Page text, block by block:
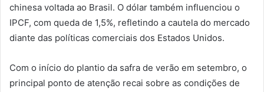
chinesa voltada ao Brasil. O dólar também influenciou o
IPCF, com queda de 1,5%, refletindo a cautela do mercado
diante das políticas comerciais dos Estados Unidos.
Com o início do plantio da safra de verão em setembro, o
principal ponto de atenção recai sobre as condições de